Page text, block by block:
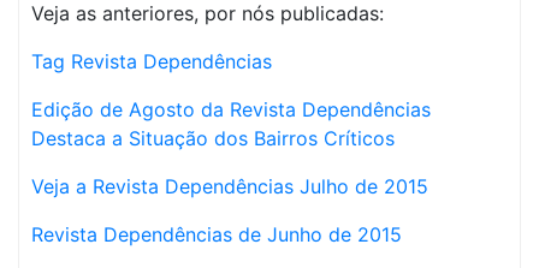
Veja as anteriores, por nós publicadas:
Tag Revista Dependências
Edição de Agosto da Revista Dependências
Destaca a Situação dos Bairros Críticos
Veja a Revista Dependências Julho de 2015
Revista Dependências de Junho de 2015